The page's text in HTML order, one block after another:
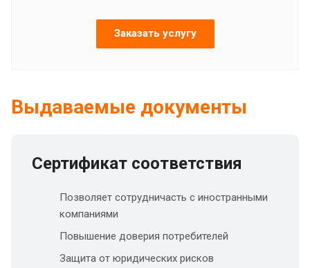
Заказать услугу
Выдаваемые документы
Сертификат соответствия
Позволяет сотрудничасть с иностранными
компаниями
Повышение доверия потребителей
Защита от юридических рисков